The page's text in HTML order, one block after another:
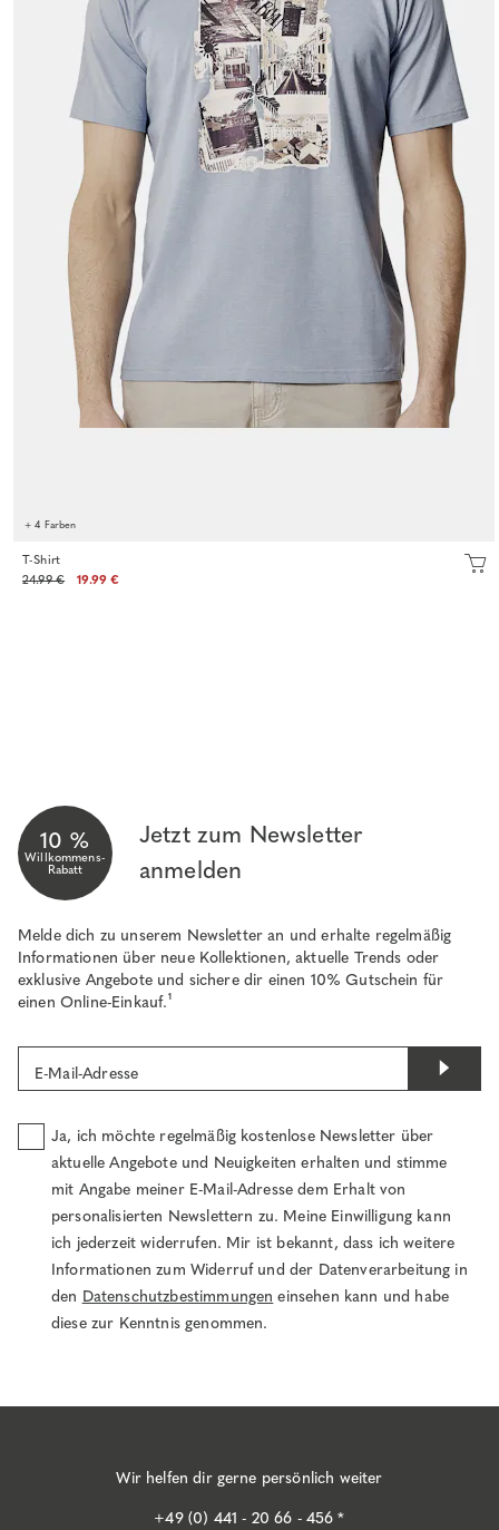
+ 4 Farben
T-Shirt
24.99 €
19.99 €
10 %
Willkommens-
Rabatt
Jetzt zum Newsletter
anmelden
Melde dich zu unserem Newsletter an und erhalte regelmäßig
Informationen über neue Kollektionen, aktuelle Trends oder
exklusive Angebote und sichere dir einen 10% Gutschein für
einen Online-Einkauf.¹
E-Mail-Adresse
Ja, ich möchte regelmäßig kostenlose Newsletter über
aktuelle Angebote und Neuigkeiten erhalten und stimme
mit Angabe meiner E-Mail-Adresse dem Erhalt von
personalisierten Newslettern zu. Meine Einwilligung kann
ich jederzeit widerrufen. Mir ist bekannt, dass ich weitere
Informationen zum Widerruf und der Datenverarbeitung in
den Datenschutzbestimmungen einsehen kann und habe
diese zur Kenntnis genommen.
Wir helfen dir gerne persönlich weiter
+49 (0) 441 - 20 66 - 456 *